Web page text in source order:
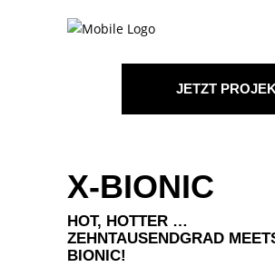
JETZT
X-BIONIC
HOT, HOTTER …
ZEHNTAUSENDGRAD
BIONIC!